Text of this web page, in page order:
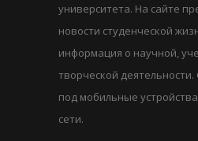
университета. На сайте
новости студенческой
информация о научной,
творческой
под мобильные
сети.